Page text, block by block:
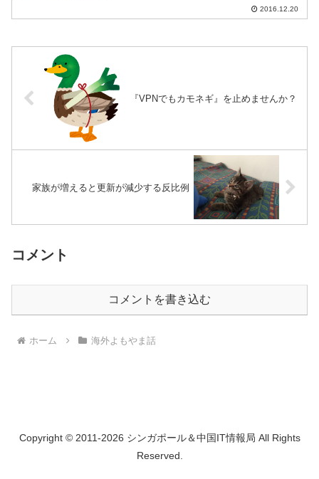
2016.12.20
『VPNでもカモネギ』を止めませんか？
家族が増えると更新が減少する反比例
コメント
コメントを書き込む
ホーム 海外よもやま話
Copyright © 2011-2026 シンガポール＆中国IT情報局 All Rights
Reserved.